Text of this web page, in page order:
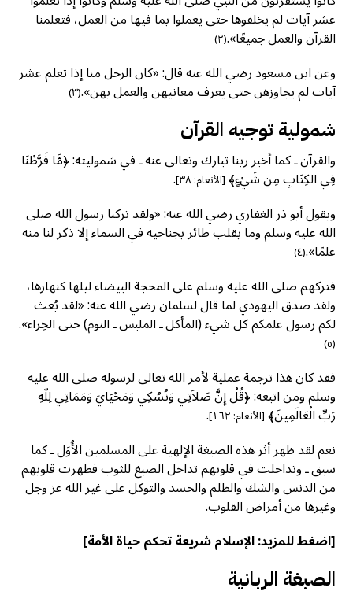
عشر آيات لم يخلفوها حتى يعملوا بما فيها من العمل، فتعلمنا
القرآن والعمل جميعًا».(٢)
وعن ابن مسعود رضي الله عنه قال: «كان الرجل منا إذا تعلم عشر
آيات لم يجاوزهن حتى يعرف معانيهن والعمل بهن».(٣)
شمولية توجيه القرآن
والقرآن ـ كما أخبر ربنا تبارك وتعالى عنه ـ في شموليته: ﴿مَّا فَرَّطْنَا
فِي الكِتَابِ مِن شَيْءٍ﴾[الأنعام: ٣٨]
.
ويقول أبو ذر الغفاري رضي الله عنه: «ولقد تركنا رسول الله صلى
الله عليه وسلم وما يقلب طائر بجناحيه في السماء إلا ذكر لنا منه
علمًا».(٤)
فتركهم صلى الله عليه وسلم على المحجة البيضاء ليلها كنهارها،
ولقد صدق اليهودي لما قال لسلمان رضي الله عنه: «لقد بُعث
لكم رسول علمكم كل شيء (المأكل ـ الملبس ـ النوم) حتى الخِراء».
(٥)
فقد كان هذا ترجمة عملية لأمر الله تعالى لرسوله صلى الله عليه
وسلم ومن اتبعه: ﴿قُلْ إِنَّ صَلاَتِي وَنُسُكِي وَمَحْيَايَ وَمَمَاتِي لِلّهِ
رَبِّ الْعَالَمِينَ﴾[الأنعام: ١٦٢]
.
نعم لقد ظهر أثر هذه الصبغة الإلهية على المسلمين الأُوَل ـ كما
سبق ـ وتداخلت في قلوبهم تداخل الصبغ للثوب فطهرت قلوبهم
من الدنس والشك والظلم والحسد والتوكل على غير الله عز وجل
وغيرها من أمراض القلوب.
[اضغط للمزيد:الإسلام شريعة تحكم حياة الأمة]
الصبغة الربانية